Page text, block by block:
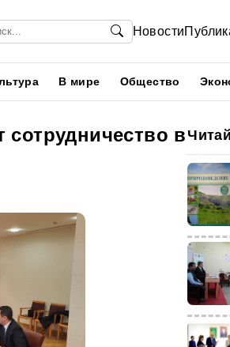
Новости
В мире Общество
сотрудничество в